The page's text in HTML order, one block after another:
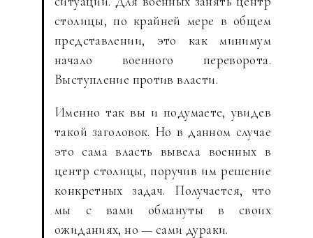
столицы, по крайней мере в общем
представлении, это как минимум
начало военного переворота.
Выступление против власти.
Именно так вы и подумаете, увидев
такой заголовок. Но в данном случае
это сама власть вывела военных в
центр столицы, поручив им решение
конкретных задач. Получается, что
мы с вами обмануты в своих
ожиданиях, но — сами дураки.